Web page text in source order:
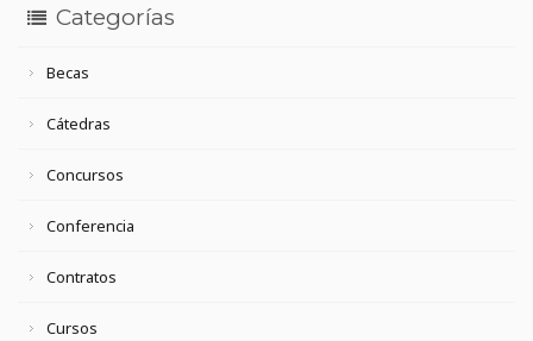
Categorías
Becas
Cátedras
Concursos
Conferencia
Contratos
Cursos